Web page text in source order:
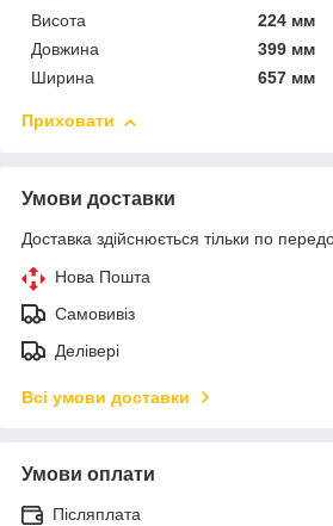
Висота
224 мм
Довжина
399 мм
Ширина
657 мм
Приховати
Умови доставки
Доставка здійснюється тільки по
Нова Пошта
Самовивіз
Делівері
Всі умови доставки
Умови оплати
Післяплата